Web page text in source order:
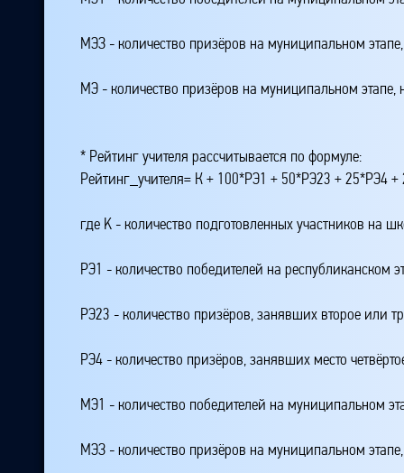
МЭЗ - количество призёров на муниципальном
МЭ - количество призёров на муниципальном
* Рейтинг учителя рассчитывается по формуле:
Рейтинг_учителя= К + 100*РЭ1 + 50*РЭ23 +
где K - количество подготовленных участников на
РЭ1 - количество победителей на республиканском
РЭ23 - количество призёров, занявших второе или
РЭ4 - количество призёров, занявших место
МЭ1 - количество победителей на муниципальном
МЭЗ - количество призёров на муниципальном